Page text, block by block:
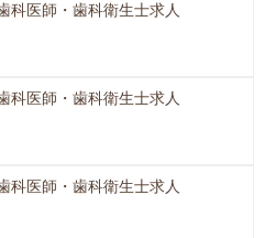
科医師・歯科衛生士求人
科医師・歯科衛生士求人
科医師・歯科衛生士求人